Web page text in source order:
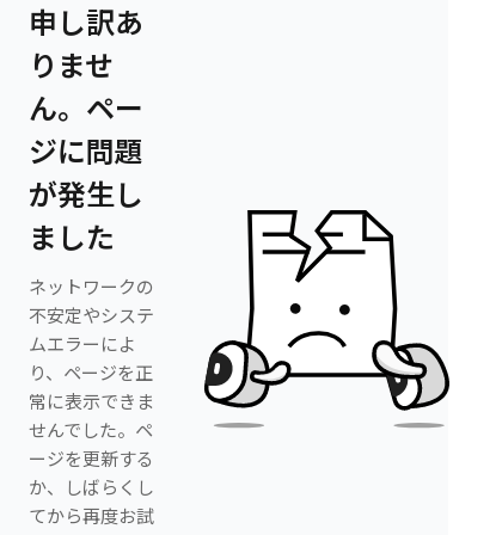
申し訳あ
りませ
ん。ペー
ジに問題
が発生し
ました
ネットワークの
不安定やシステ
ムエラーによ
り、ページを正
常に表示できま
せんでした。ペ
ージを更新する
か、しばらくし
てから再度お試